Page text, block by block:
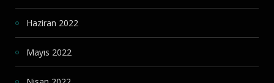
Haziran 2022
Mayıs 2022